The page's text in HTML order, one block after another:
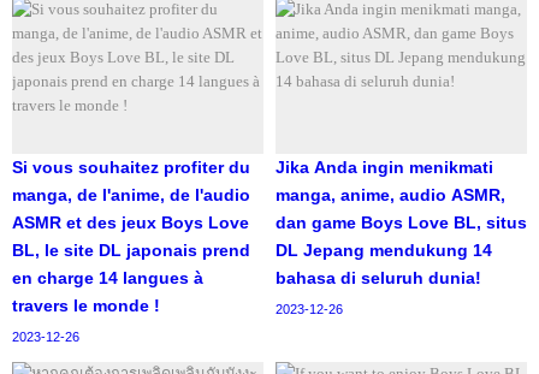
Si vous souhaitez profiter du
manga, de l'anime, de l'audio
ASMR et des jeux Boys Love
BL, le site DL japonais prend
en charge 14 langues à
travers le monde !
2023-12-26
Jika Anda ingin menikmati
manga, anime, audio ASMR,
dan game Boys Love BL, situs
DL Jepang mendukung 14
bahasa di seluruh dunia!
2023-12-26